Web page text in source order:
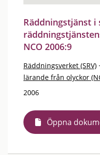
Räddningstjänst
NCO 2006:9
Räddningsverket (SRV) ·
lärande från olyckor
2006
Öppna